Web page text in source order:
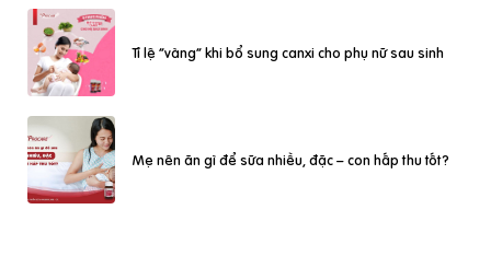
Tỉ lệ “vàng” khi bổ sung canxi cho phụ nữ sau sinh
Mẹ nên ăn gì để sữa nhiều, đặc – con hấp thu tốt?